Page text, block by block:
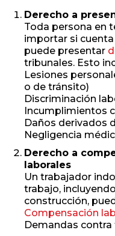
Derecho a
Toda persona en
importar si
puede presentar
tribunales. Esto
Lesiones
o de tránsito)
Discriminación
Incumplimientos
Daños derivados
Negligencia
Derecho a
laborales
Un trabajador
trabajo,
construcción,
Compensación
Demandas